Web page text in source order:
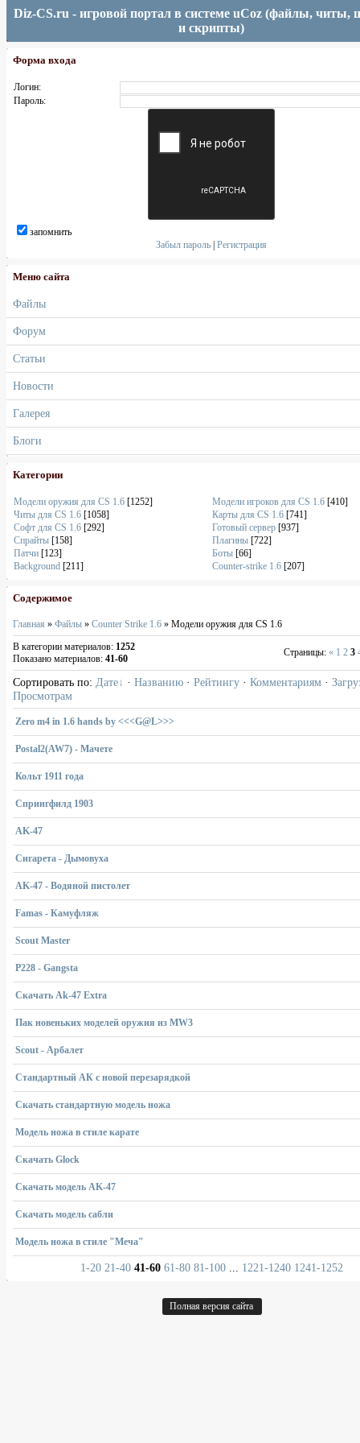
Diz-CS.ru - игровой портал в системе uCoz (файлы, читы,
и скрипты)
Форма входа
Логин:
Пароль:
запомнить
Забыл пароль |Регистрация
Меню сайта
Файлы
Форум
Статьи
Новости
Галерея
Блоги
Категории
Модели оружия для CS 1.6 [1252] Модели игроков для CS 1.6 [410]
Читы для CS 1.6 [1058] Карты для CS 1.6 [741]
Софт для CS 1.6 [292] Готовый сервер [937]
Спрайты [158] Плагины [722]
Патчи [123] Боты [66]
Background [211] Counter-strike 1.6 [207]
Содержимое
Главная » Файлы » Counter Strike 1.6 » Модели оружия для CS 1.6
В категории материалов: 1252
Показано материалов: 41-60
Страницы: « 1 2 3
Сортировать по: Дате · Названию · Рейтингу · Комментариям ·
Просмотрам
Zero m4 in 1.6 hands by <<<G@L>>>
Postal2(AW7) - Мачете
Кольт 1911 года
Cпрингфилд 1903
AK-47
Сигарета - Дымовуха
AK-47 - Водяной пистолет
Famas - Камуфляж
Scout Master
P228 - Gangsta
Скачать Ak-47 Extra
Пак новеньких моделей оружия из MW3
Scout - Арбалет
Стандартный АК с новой перезарядкой
Скачать стандартную модель ножа
Модель ножа в стиле карате
Скачать Glock
Скачать модель AK-47
Скачать модель сабли
Модель ножа в стиле "Меча"
1-20 21-40 41-60 61-80 81-100 1221-1240 1241-1252
Полная версия сайта